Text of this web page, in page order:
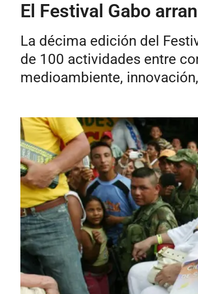
El Festival Gabo
La décima edición del
de 100 actividades entre
medioambiente,